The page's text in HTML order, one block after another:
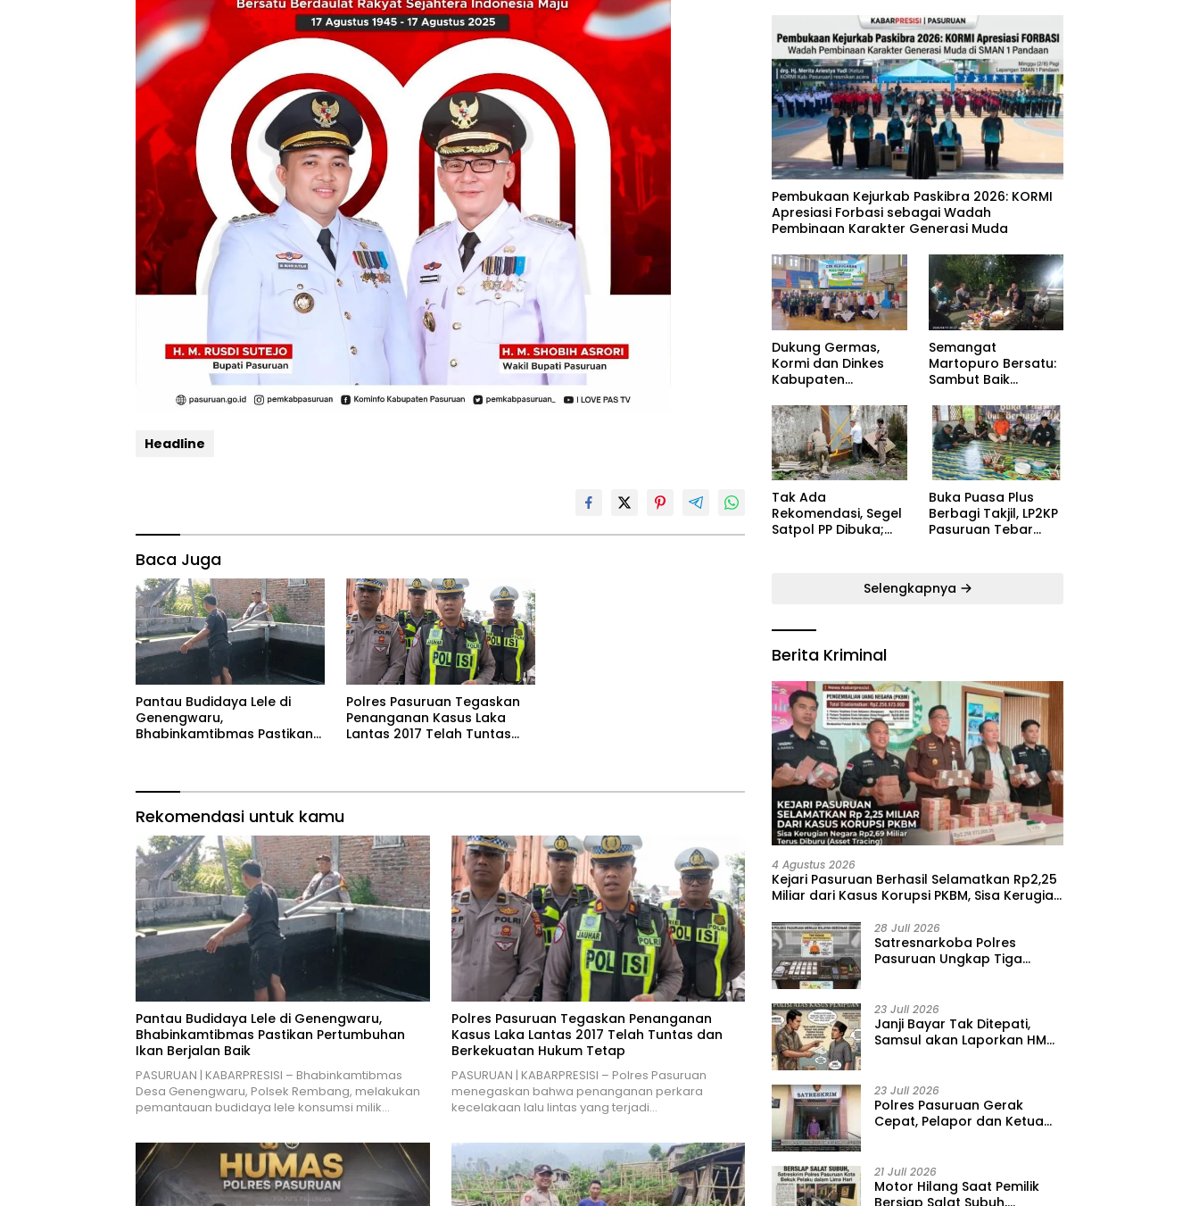
Headline
Baca Juga
Pantau Budidaya Lele di
Genengwaru,
Bhabinkamtibmas Pastikan
Polres Pasuruan Tegaskan
Penanganan Kasus Laka
Lantas 2017 Telah Tuntas
Rekomendasi untuk kamu
Pantau Budidaya Lele di Genengwaru,
Bhabinkamtibmas Pastikan Pertumbuhan
Ikan Berjalan Baik
PASURUAN | KABARPRESISI – Bhabinkamtibmas
Desa Genengwaru, Polsek Rembang, melakukan
pemantauan budidaya lele konsumsi milik…
Polres Pasuruan Tegaskan Penanganan
Kasus Laka Lantas 2017 Telah Tuntas dan
Berkekuatan Hukum Tetap
PASURUAN | KABARPRESISI – Polres Pasuruan
menegaskan bahwa penanganan perkara
kecelakaan lalu lintas yang terjadi…
‎Pembukaan Kejurkab Paskibra 2026: KORMI
Apresiasi Forbasi sebagai Wadah
Pembinaan Karakter Generasi Muda
Dukung Germas,
Kormi dan Dinkes
Kabupaten
Kebugaran
Masyarakat
Semangat
Martopuro Bersatu:
Sambut Baik
Kecamatan Satu
Pelatih Demi
Kebangkitan
Persekabpas
‎Tak Ada
Rekomendasi, Segel
Satpol PP Dibuka;
‎Buka Puasa Plus
Berbagi Takjil, LP2KP
Pasuruan Tebar
Selengkapnya
Berita Kriminal
4 Agustus 2026
Kejari Pasuruan Berhasil Selamatkan Rp2,25
Miliar dari Kasus Korupsi PKBM, Sisa Kerugian
28 Juli 2026
‎Satresnarkoba Polres
Pasuruan Ungkap Tiga
23 Juli 2026
‎Janji Bayar Tak Ditepati,
Samsul akan Laporkan HMD
23 Juli 2026
‎Polres Pasuruan Gerak
Cepat, Pelapor dan Ketua
Pasar Desa Randupitu ‎
21 Juli 2026
‎Motor Hilang Saat Pemilik
Bersiap Salat Subuh,